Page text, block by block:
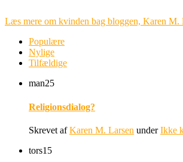
Læs mere om kvinden bag bloggen, Karen M.
Populære
Nylige
Tilfældige
man25
Religionsdialog?
Skrevet afKaren M. Larsen underIkke
tors15